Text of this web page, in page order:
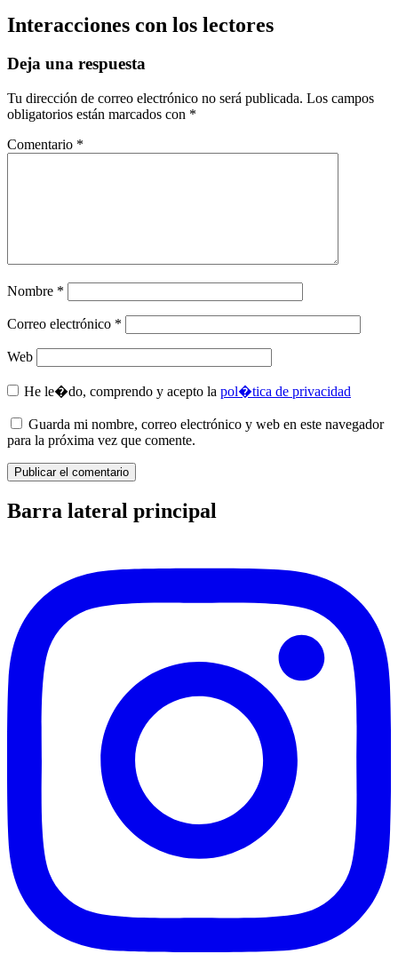
Interacciones con los lectores
Deja una respuesta
Tu dirección de correo electrónico no será publicada. Los campos
obligatorios están marcados con *
Comentario *
Nombre *
Correo electrónico *
Web
He le�do, comprendo y acepto la pol�tica de privacidad
Guarda mi nombre, correo electrónico y web en este navegador
para la próxima vez que comente.
Barra lateral principal